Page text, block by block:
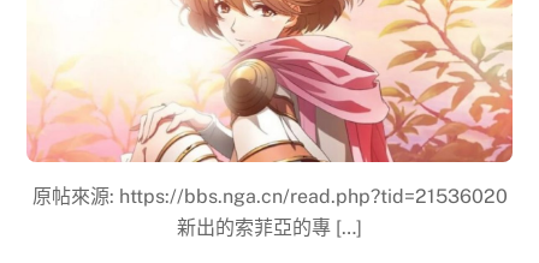
原帖來源: https://bbs.nga.cn/read.php?tid=21536020
新出的索菲亞的專 […]